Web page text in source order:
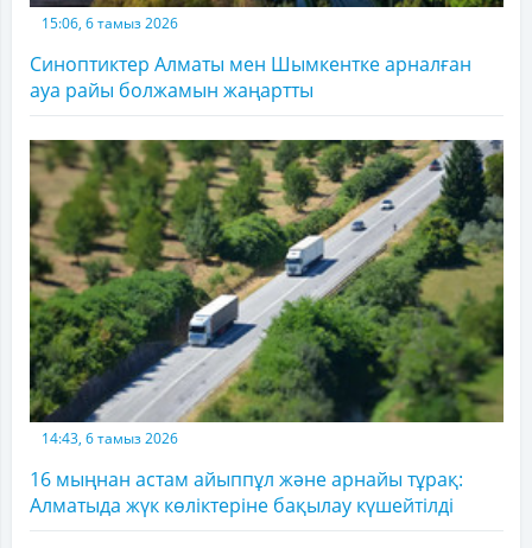
15:06, 6 тамыз 2026
Синоптиктер Алматы мен Шымкентке арналған
ауа райы болжамын жаңартты
14:43, 6 тамыз 2026
16 мыңнан астам айыппұл және арнайы тұрақ:
Алматыда жүк көліктеріне бақылау күшейтілді